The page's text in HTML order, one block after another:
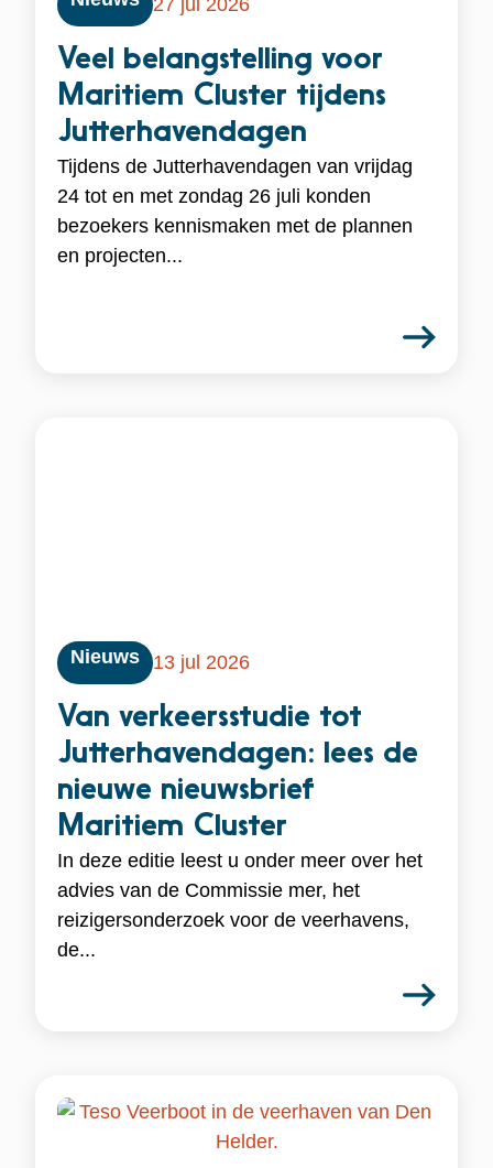
27 jul 2026
Veel belangstelling voor
Maritiem Cluster tijdens
Jutterhavendagen
Tijdens de Jutterhavendagen van vrijdag
24 tot en met zondag 26 juli konden
bezoekers kennismaken met de plannen
en projecten...
Nieuws 13 jul 2026
Van verkeersstudie tot
Jutterhavendagen: lees de
nieuwe nieuwsbrief
Maritiem Cluster
In deze editie leest u onder meer over het
advies van de Commissie mer, het
reizigersonderzoek voor de veerhavens,
de...